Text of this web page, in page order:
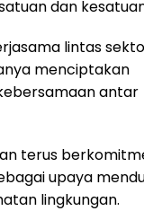
dan
lintas
menciptakan
antar
terus
upaya
lingkungan.